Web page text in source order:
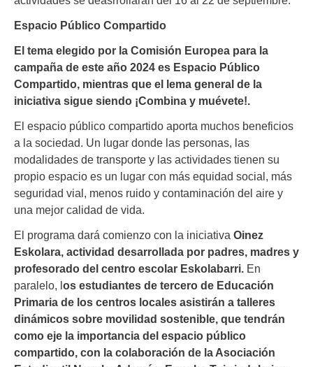
Espacio Público Compartido
El tema elegido por la Comisión Europea para la
campaña de este año 2024 es Espacio Público
Compartido, mientras que el lema general de la
iniciativa sigue siendo ¡Combina y muévete!.
El espacio público compartido aporta muchos beneficios
a la sociedad. Un lugar donde las personas, las
modalidades de transporte y las actividades tienen su
propio espacio es un lugar con más equidad social, más
seguridad vial, menos ruido y contaminación del aire y
una mejor calidad de vida.
El programa dará comienzo con la iniciativa Oinez
Eskolara, actividad desarrollada por padres, madres y
profesorado del centro escolar Eskolabarri. En
paralelo, los estudiantes de tercero de Educación
Primaria de los centros locales asistirán a talleres
dinámicos sobre movilidad sostenible, que tendrán
como eje la importancia del espacio público
compartido, con la colaboración de la Asociación